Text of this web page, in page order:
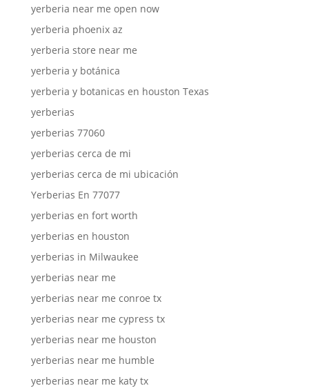
yerberia near me open now
yerberia phoenix az
yerberia store near me
yerberia y botánica
yerberia y botanicas en houston Texas
yerberias
yerberias 77060
yerberias cerca de mi
yerberias cerca de mi ubicación
Yerberias En 77077
yerberias en fort worth
yerberias en houston
yerberias in Milwaukee
yerberias near me
yerberias near me conroe tx
yerberias near me cypress tx
yerberias near me houston
yerberias near me humble
yerberias near me katy tx